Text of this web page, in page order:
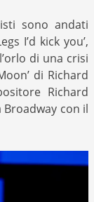
sono andati
I’d kick you’,
di una crisi
di Richard
Richard
con il